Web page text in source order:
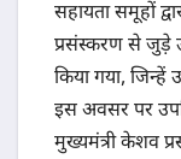
सहायता समूहों
प्रसंस्करण से जुड़े
किया गया, जिन्हें
इस अवसर पर
मुख्यमंत्री केशव